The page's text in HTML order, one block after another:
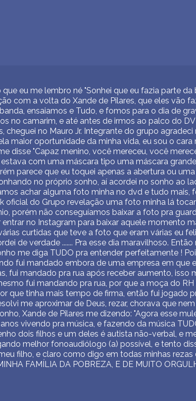
que eu me lembro né "Sonhei que eu fazia parte
com a volta do Xande de Pilares, que eles vão
ensaiamos e Tudo, e fomos para o dia de
no camarim, e até antes de irmos ao palco do
cheguei no Mauro Jr. Integrante do grupo
maior oportunidade da minha vida, eu sou o
disse "Capaz menino, você mereceu, você
com uma máscara tipo uma máscara
parece que eu toquei apenas a abertura ou
no próprio sonho, aí acordei no sonho ao
achar alguma foto minha no dvd e tudo mais,
oficial do Grupo revelação uma foto minha lá
porém não conseguíamos baixar a foto pra
entrar no Instagram para baixar aquele momento
curtidas que teve a foto que eram várias eu
de verdade ....... Pra esse dia maravilhoso.
me diga TUDO pra entender perfeitamente !
fui mandado embora de uma empresa em que
fui mandado pra rua após receber aumento, isso
fui mandando pra rua, por que a moça do RH
que tinha mais tempo de firma, então fui jogado
me aproximar de Deus, rezar, chorava que
Xande de Pilares me dizendo: "Agora esse
vivendo pra música, e fazendo da música
dois filhos e um deles é autista não-verbal, e
melhor fonoaudiólogo (a) possível, e tento
filho, e claro como digo em todas minhas rezas
FAMÍLIA DA POBREZA, E DE MUITO